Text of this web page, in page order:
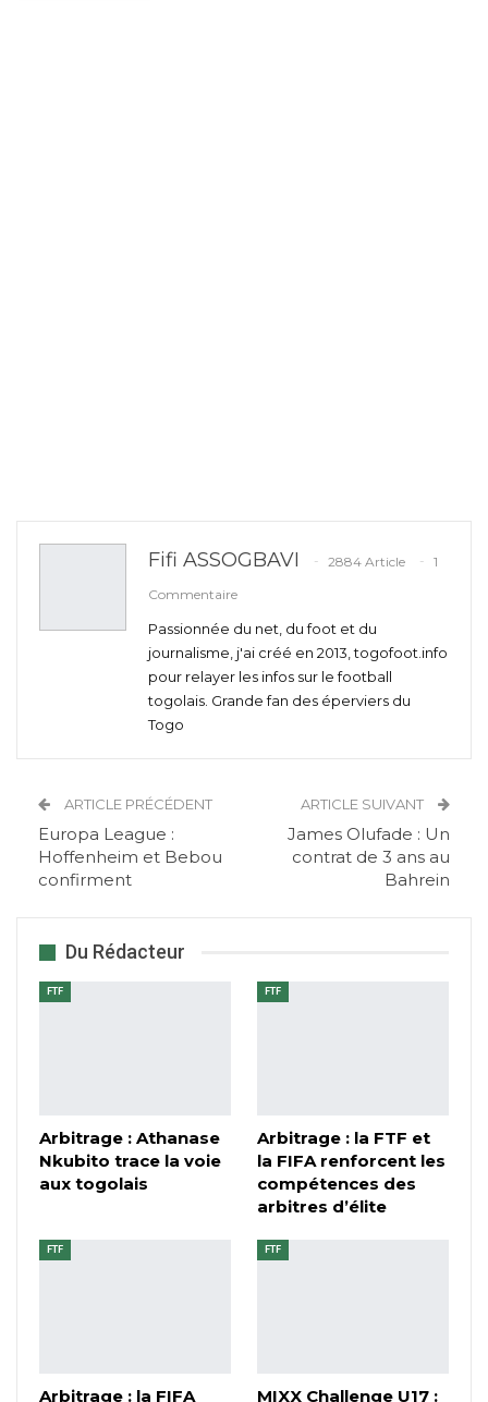
Fifi ASSOGBAVI 2884 Article
1
Commentaire
Passionnée du net, du foot et du
journalisme, j'ai créé en 2013, togofoot.info
pour relayer les infos sur le football
togolais. Grande fan des éperviers du
Togo
ARTICLE PRÉCÉDENT
Europa League :
Hoffenheim et Bebou
confirment
ARTICLE SUIVANT
James Olufade : Un
contrat de 3 ans au
Bahrein
Du Rédacteur
FTF
Arbitrage : Athanase
Nkubito trace la voie
aux togolais
FTF
Arbitrage : la FTF et
la FIFA renforcent les
compétences des
arbitres d’élite
FTF
Arbitrage : la FIFA
FTF
MIXX Challenge U17 :